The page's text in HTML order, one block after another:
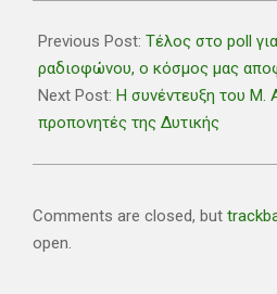
01-
26
Previous Post: Τέλος στο poll
ραδιοφώνου, ο κόσμος μας
Next Post: Η συνέντευξη του Μ.
προπονητές της Δυτικής
Comments are closed, but
open.